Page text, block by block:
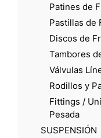
Patines de
Pastillas de
Discos de
Tambores
Válvulas
Rodillos y
Fittings /
Pesada
SUSPENSIÓN